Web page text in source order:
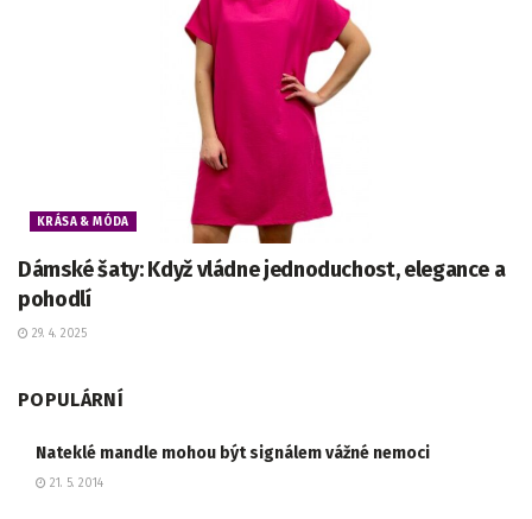
KRÁSA & MÓDA
Dámské šaty: Když vládne jednoduchost, elegance a
pohodlí
29. 4. 2025
POPULÁRNÍ
Nateklé mandle mohou být signálem vážné nemoci
21. 5. 2014